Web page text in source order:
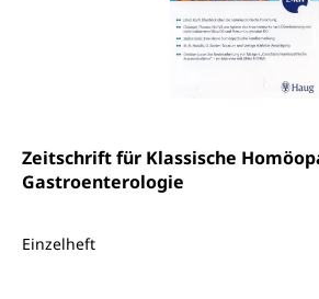
Zeitschrift für Klassische
Gastroenterologie
Einzelheft